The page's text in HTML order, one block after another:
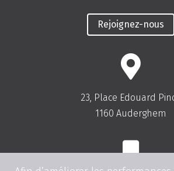
Rejoignez-nous
23, Place Edouard
1160 Auderghem